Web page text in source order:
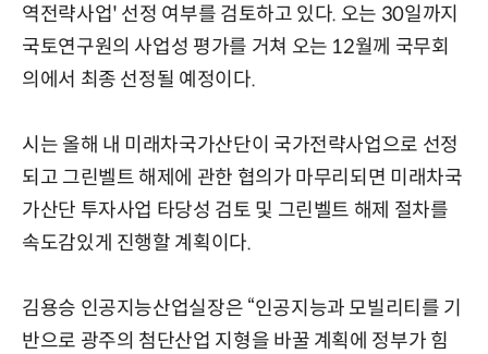
역전략사업' 선정 여부를 검토하고 있다. 오는 30일까지
국토연구원의 사업성 평가를 거쳐 오는 12월께 국무회
의에서 최종 선정될 예정이다.
시는 올해 내 미래차국가산단이 국가전략사업으로 선정
되고 그린벨트 해제에 관한 협의가 마무리되면 미래차국
가산단 투자사업 타당성 검토 및 그린벨트 해제 절차를
속도감있게 진행할 계획이다.
김용승 인공지능산업실장은 “인공지능과 모빌리티를 기
반으로 광주의 첨단산업 지형을 바꿀 계획에 정부가 힘